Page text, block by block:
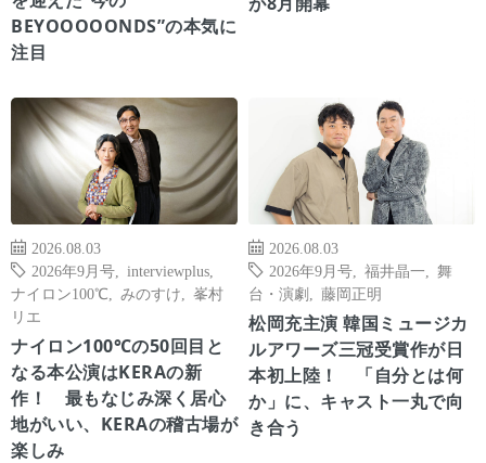
BEYOOOOONDS”の本気に
注目
2026.08.03
2026年9月号
interviewplus
ナイロン100℃
みのすけ
峯村
リエ
ナイロン100℃の50回目と
なる本公演はKERAの新
作！ 最もなじみ深く居心
地がいい、KERAの稽古場が
楽しみ
2026.08.03
2026年9月号
福井晶一
舞
台・演劇
藤岡正明
松岡充主演 韓国ミュージカ
ルアワーズ三冠受賞作が日
本初上陸！ 「自分とは何
か」に、キャスト一丸で向
き合う